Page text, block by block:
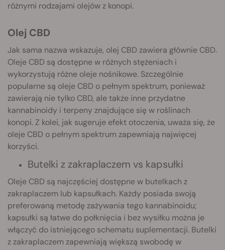
różnymi rodzajami olejów z konopi.
Olej CBD
Jak sama nazwa wskazuje, olej CBD zawiera głównie CBD.
Oleje CBD są dostępne w różnych stężeniach i
wykorzystują różne oleje nośnikowe. Szczególnie
popularne są oleje CBD o pełnym spektrum, ponieważ
zawierają nie tylko CBD, ale także inne przydatne
kannabinoidy i terpeny znajdujące się w roślinach
konopi. Z kolei, jak sugeruje efekt otoczenia, uważa się, że
oleje CBD o pełnym spektrum zapewniają najwięcej
korzyści.
Butelki z zakraplaczem vs kapsułki
Oleje CBD są najczęściej dostępne w butelkach z
zakraplaczem lub kapsułkach. Każdy posiada swoją
preferowaną metodę zażywania tego kannabinoidu;
kapsułki są łatwe do połknięcia i bez wysiłku można je
włączyć do istniejącego schematu suplementacji. Butelki
z zakraplaczem zapewniają większą swobodę w